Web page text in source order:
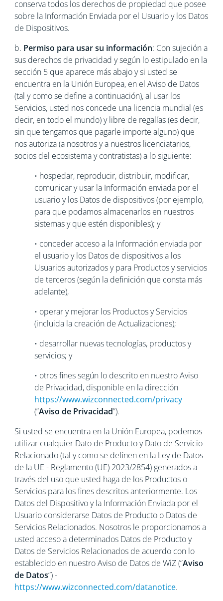
conserva todos los derechos de propiedad que posee
sobre la Información Enviada por el Usuario y los Datos
de Dispositivos.
b. Permiso para usar su información: Con sujeción a
sus derechos de privacidad y según lo estipulado en la
sección 5 que aparece más abajo y si usted se
encuentra en la Unión Europea, en el Aviso de Datos
(tal y como se define a continuación), al usar los
Servicios, usted nos concede una licencia mundial (es
decir, en todo el mundo) y libre de regalías (es decir,
sin que tengamos que pagarle importe alguno) que
nos autoriza (a nosotros y a nuestros licenciatarios,
socios del ecosistema y contratistas) a lo siguiente:
• hospedar, reproducir, distribuir, modificar,
comunicar y usar la Información enviada por el
usuario y los Datos de dispositivos (por ejemplo,
para que podamos almacenarlos en nuestros
sistemas y que estén disponibles); y
• conceder acceso a la Información enviada por
el usuario y los Datos de dispositivos a los
Usuarios autorizados y para Productos y servicios
de terceros (según la definición que consta más
adelante),
• operar y mejorar los Productos y Servicios
(incluida la creación de Actualizaciones);
• desarrollar nuevas tecnologías, productos y
servicios; y
• otros fines según lo descrito en nuestro Aviso
de Privacidad, disponible en la dirección
https://www.wizconnected.com/privacy
(“Aviso de Privacidad”).
Si usted se encuentra en la Unión Europea, podemos
utilizar cualquier Dato de Producto y Dato de Servicio
Relacionado (tal y como se definen en la Ley de Datos
de la UE - Reglamento (UE) 2023/2854) generados a
través del uso que usted haga de los Productos o
Servicios para los fines descritos anteriormente. Los
Datos del Dispositivo y la Información Enviada por el
Usuario considerarse Datos de Producto o Datos de
Servicios Relacionados. Nosotros le proporcionamos a
usted acceso a determinados Datos de Producto y
Datos de Servicios Relacionados de acuerdo con lo
establecido en nuestro Aviso de Datos de WiZ (“Aviso
de Datos”) -
https://www.wizconnected.com/datanotice.